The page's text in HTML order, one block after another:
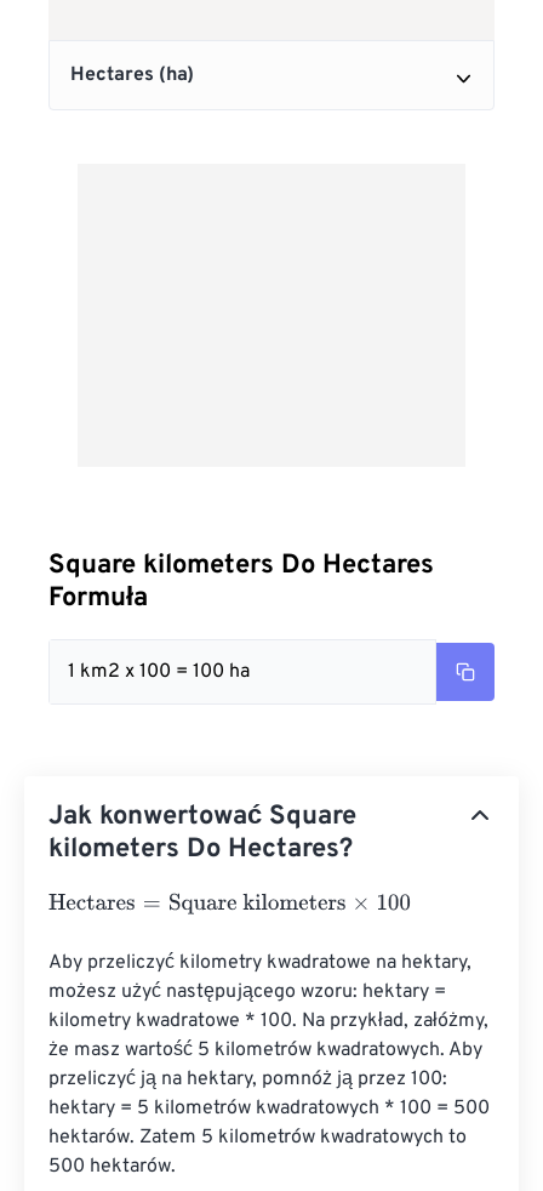
Square kilometers Do Hectares
Formuła
1 km2 x 100 = 100 ha
Jak konwertować Square
kilometers Do Hectares?
Hectares= Square kilometers×100
Aby przeliczyć kilometry kwadratowe na hektary,
możesz użyć następującego wzoru: hektary =
kilometry kwadratowe * 100. Na przykład, załóżmy,
że masz wartość 5 kilometrów kwadratowych. Aby
przeliczyć ją na hektary, pomnóż ją przez 100:
hektary = 5 kilometrów kwadratowych * 100 = 500
hektarów. Zatem 5 kilometrów kwadratowych to
500 hektarów.